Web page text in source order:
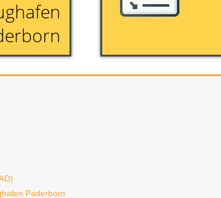
Paderborn